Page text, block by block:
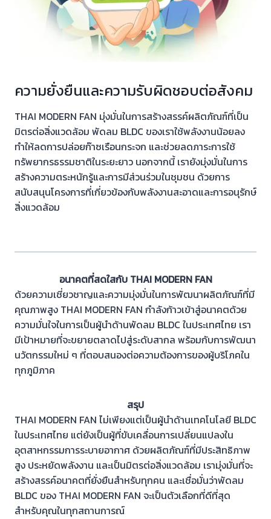
ความยั่งยืนและความรับผิดชอบต่อสังคม
THAI MODERN FAN มุ่งมั่นในการสร้างสรรค์ผลิตภัณฑ์ที่เป็น
มิตรต่อสิ่งแวดล้อม พัดลม BLDC ของเราใช้พลังงานน้อยลง
ทำให้ลดการปล่อยก๊าซเรือนกระจก และช่วยลดภาระการใช้
ทรัพยากรธรรมชาติในระยะยาว นอกจากนี้ เรายังมุ่งมั่นในการ
สร้างความตระหนักรู้และการมีส่วนร่วมในชุมชน ด้วยการ
สนับสนุนโครงการที่เกี่ยวข้องกับพลังงานสะอาดและการอนุรักษ์
สิ่งแวดล้อม
อนาคตที่สดใสกับ THAI MODERN FAN
ด้วยความเชี่ยวชาญและความมุ่งมั่นในการพัฒนาผลิตภัณฑ์ที่มี
คุณภาพสูง THAI MODERN FAN กำลังก้าวเข้าสู่อนาคตด้วย
ความมั่นใจในการเป็นผู้นำด้านพัดลม BLDC ในประเทศไทย เรา
มีเป้าหมายที่จะขยายตลาดไปสู่ระดับสากล พร้อมกับการพัฒนา
นวัตกรรมใหม่ ๆ ที่ตอบสนองต่อความต้องการของผู้บริโภคใน
ทุกภูมิภาค
สรุป
THAI MODERN FAN ไม่เพียงแต่เป็นผู้นำด้านเทคโนโลยี BLDC
ในประเทศไทย แต่ยังเป็นผู้ที่ขับเคลื่อนการเปลี่ยนแปลงใน
อุตสาหกรรมการระบายอากาศ ด้วยผลิตภัณฑ์ที่มีประสิทธิภาพ
สูง ประหยัดพลังงาน และเป็นมิตรต่อสิ่งแวดล้อม เรามุ่งมั่นที่จะ
สร้างสรรค์อนาคตที่ยั่งยืนสำหรับทุกคน และเชื่อมั่นว่าพัดลม
BLDC ของ THAI MODERN FAN จะเป็นตัวเลือกที่ดีที่สุด
สำหรับคุณในทุกสถานการณ์